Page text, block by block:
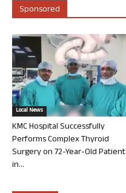
Sponsored
Local News
KMC Hospital Successfully
Performs Complex Thyroid
Surgery on 72-Year-Old Patient
in...